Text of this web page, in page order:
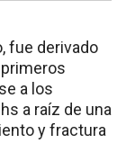
fue derivado
a los
a raíz de una
y fractura